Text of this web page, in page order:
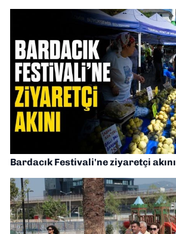
Bardacık Festivali'ne ziyaretçi akını